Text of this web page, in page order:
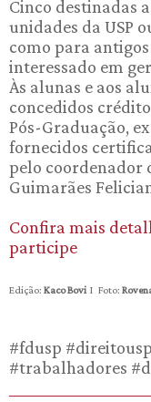
Cinco destinadas
unidades da USP
como para
interessado em
Às alunas e aos
concedidos
Pós-Graduação,
fornecidos
pelo coordenador
Guimarães
Confira mais
participe
Edição: Kaco Bovi I Foto:
#fdusp
#trabalhadores